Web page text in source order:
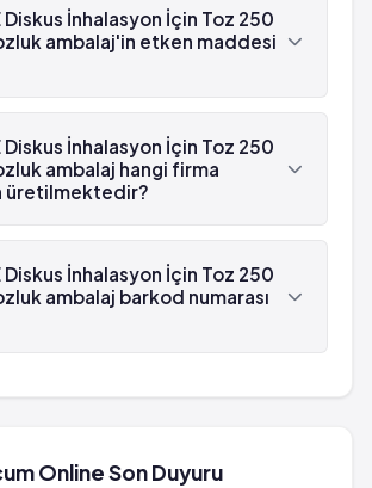
ambalaj beyaz reçetelidir.
Diskus İnhalasyon İçin Toz 250
ambalaj'in etken maddesi
İnhalasyon İçin Toz 250 mcg 60
etken maddesi Flutikazon 'dür.
Diskus İnhalasyon İçin Toz 250
ambalaj hangi firma
üretilmektedir?
İnhalasyon İçin Toz 250 mcg 60
, GlaxoSmithKline tarafından
Diskus İnhalasyon İçin Toz 250
ambalaj barkod numarası
barkod numarası
Online Son Duyuru